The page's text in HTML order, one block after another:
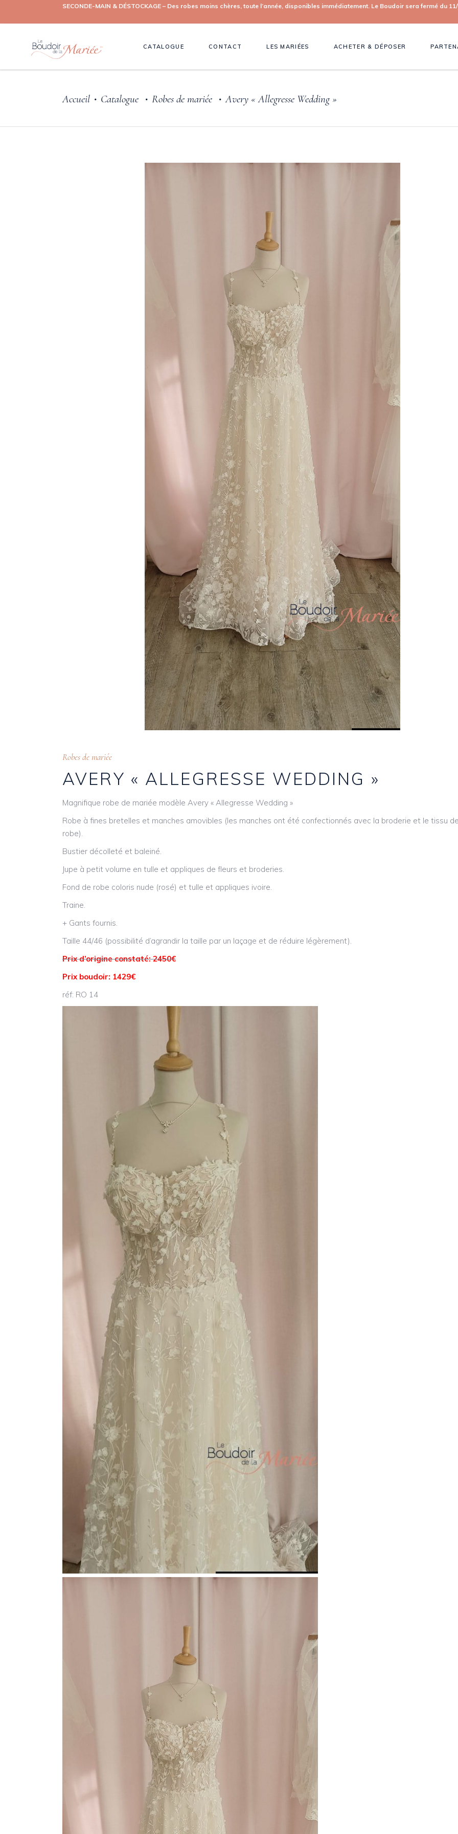
SECONDE-MAIN & DÉSTOCKAGE – Des robes moins chères, toute l’année, disponibles immédiatement. Le Boudoir sera fermé du
CATALOGUE CONTACT LES MARIÉES ACHETER & DÉPOSER
Accueil • Catalogue • Robes de mariée • Avery « Allegresse Wedding »
Robes de mariée
AVERY « ALLEGRESSE WEDDING »
Magnifique robe de mariée modèle Avery « Allegresse Wedding »
Robe à fines bretelles et manches amovibles (les manches ont été confectionnés avec la broderie et le tissu
robe).
Bustier décolleté et baleiné.
Jupe à petit volume en tulle et appliques de fleurs et broderies.
Fond de robe coloris nude (rosé) et tulle et appliques ivoire.
Traine.
+ Gants fournis.
Taille 44/46 (possibilité d’agrandir la taille par un laçage et de réduire légèrement).
Prix d’origine constaté: 2450€
Prix boudoir: 1429€
réf: RO 14